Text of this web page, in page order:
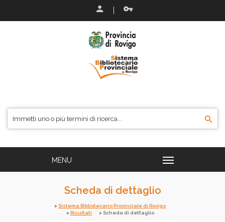
Scheda di dettaglio
Sistema Bibliotecario Provinciale di Rovigo
Risultati
Scheda di dettaglio